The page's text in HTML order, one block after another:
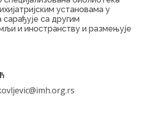
установама у
са другим
и иностранству и размењује